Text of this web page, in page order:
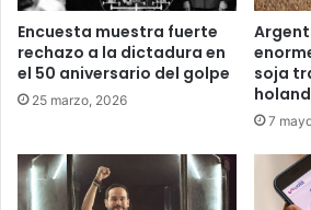
Encuesta muestra fuerte
rechazo a la dictadura en
el 50 aniversario del golpe
25 marzo, 2026
soja
7